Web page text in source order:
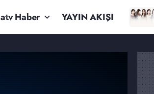
atv Haber YAYIN AKIŞI